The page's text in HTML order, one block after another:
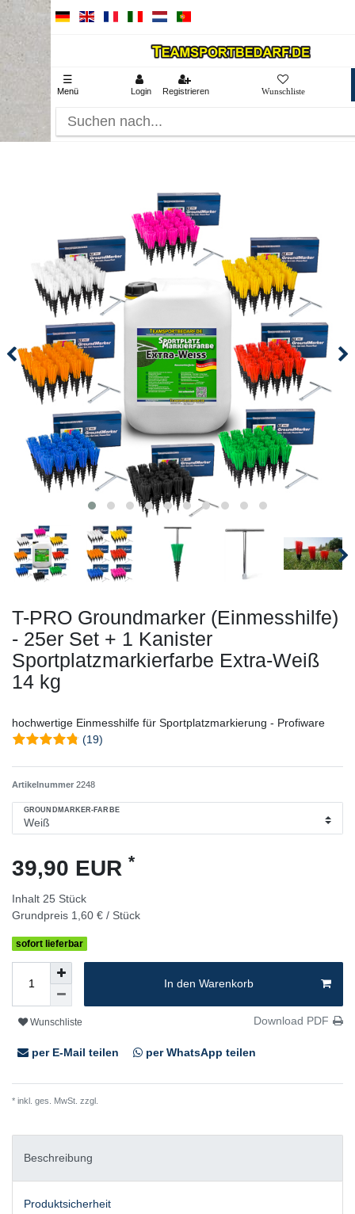
☰
Menü Login Registrieren
T-PRO Groundmarker (Einmesshilfe)
- 25er Set + 1 Kanister
Sportplatzmarkierfarbe Extra-Weiß
14 kg
hochwertige Einmesshilfe für Sportplatzmarkierung - Profiware
(19)
Artikelnummer 2248
GROUNDMARKER-FARBE
39,90 EUR *
Inhalt 25 Stück
Grundpreis 1,60 € / Stück
sofort lieferbar
In den Warenkorb
Wunschliste Download PDF
per E-Mail teilen per WhatsApp teilen
* inkl. ges. MwSt. zzgl.
Beschreibung
Produktsicherheit